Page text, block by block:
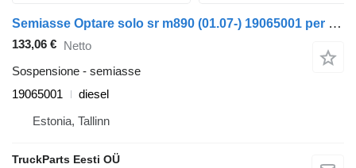
Semiasse Optare solo sr m890 (01.07-) 19065001 per autobus Optare Solo Sr, Tempo, Versa, Olymus, Toro (2004-)
133,06 € Netto
Sospensione - semiasse
19065001
diesel
Estonia, Tallinn
TruckParts Eesti OÜ